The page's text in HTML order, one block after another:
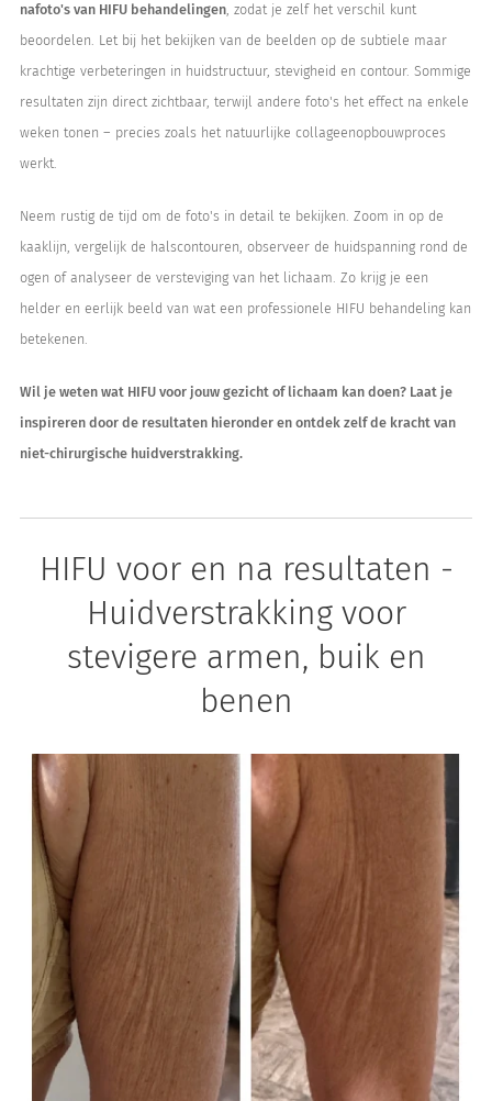
nafoto's van HIFU behandelingen, zodat je zelf het verschil kunt
beoordelen. Let bij het bekijken van de beelden op de subtiele maar
krachtige verbeteringen in huidstructuur, stevigheid en contour. Sommige
resultaten zijn direct zichtbaar, terwijl andere foto's het effect na enkele
weken tonen – precies zoals het natuurlijke collageenopbouwproces
werkt.
Neem rustig de tijd om de foto's in detail te bekijken. Zoom in op de
kaaklijn, vergelijk de halscontouren, observeer de huidspanning rond de
ogen of analyseer de versteviging van het lichaam. Zo krijg je een
helder en eerlijk beeld van wat een professionele HIFU behandeling kan
betekenen.
Wil je weten wat HIFU voor jouw gezicht of lichaam kan doen? Laat je
inspireren door de resultaten hieronder en ontdek zelf de kracht van
niet-chirurgische huidverstrakking.
HIFU voor en na resultaten -
Huidverstrakking voor
stevigere armen, buik en
benen